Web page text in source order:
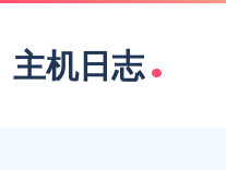
主机日志.